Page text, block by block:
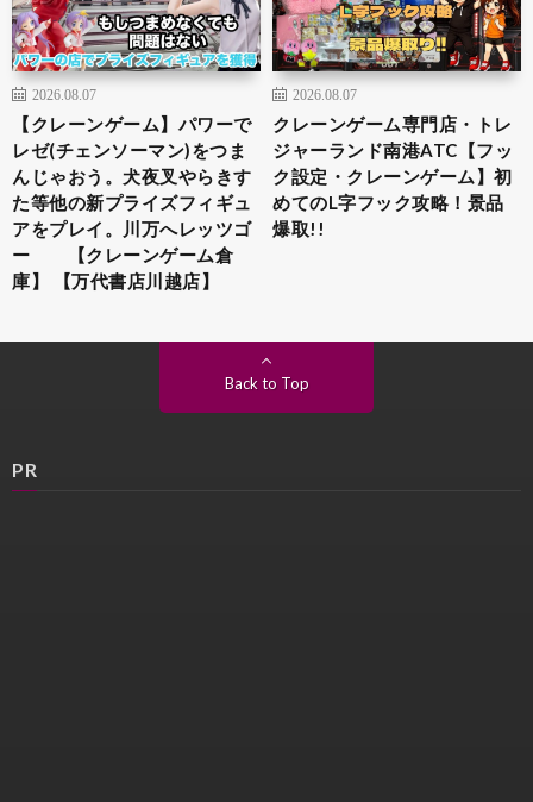
2026.08.07
【クレーンゲーム】パワーで
レゼ(チェンソーマン)をつま
んじゃおう。犬夜叉やらきす
た等他の新プライズフィギュ
アをプレイ。川万へレッツゴ
ー 【クレーンゲーム倉
庫】 【万代書店川越店】
2026.08.07
クレーンゲーム専門店・トレ
ジャーランド南港ATC【フッ
ク設定・クレーンゲーム】初
めてのL字フック攻略！景品
爆取!!
Back to Top
PR